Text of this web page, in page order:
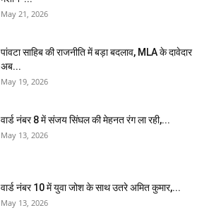
May 21, 2026
पांवटा साहिब की राजनीति में बड़ा बदलाव, MLA के दावेदार
अब...
May 19, 2026
वार्ड नंबर 8 में संजय सिंघल की मेहनत रंग ला रही,...
May 13, 2026
वार्ड नंबर 10 में युवा जोश के साथ उतरे अमित कुमार,...
May 13, 2026